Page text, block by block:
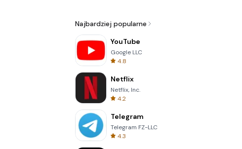
Najbardziej popularne
YouTube
Google LLC
4.8
Netflix
Netflix, Inc.
4.2
Telegram
Telegram FZ-LLC
4.3